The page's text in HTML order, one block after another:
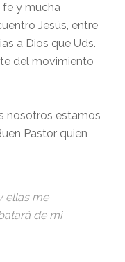
fe y mucha
Jesús, entre
a Dios que Uds.
del movimiento
nosotros estamos
Pastor quien
ellas me
de mi